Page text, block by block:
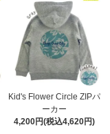
Kid's Flower Circle ZIPパ
ーカー
4,200円(税込4,620円)